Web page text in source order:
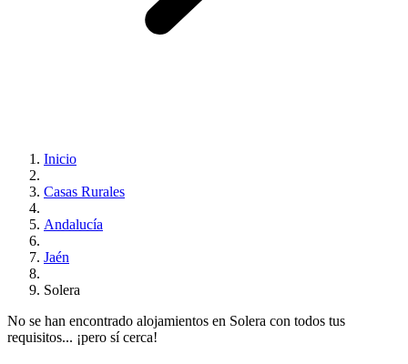
Inicio
Casas Rurales
Andalucía
Jaén
Solera
No se han encontrado alojamientos en Solera con todos tus
requisitos... ¡pero sí cerca!